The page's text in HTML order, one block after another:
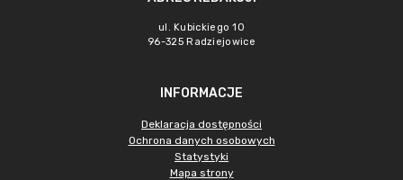
ul. Kubickiego 10
96-325 Radziejowice
INFORMACJE
Deklaracja dostępności
Ochrona danych osobowych
Statystyki
Mapa strony